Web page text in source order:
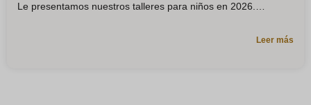
Le presentamos nuestros talleres para niños en 2026.
Leer más